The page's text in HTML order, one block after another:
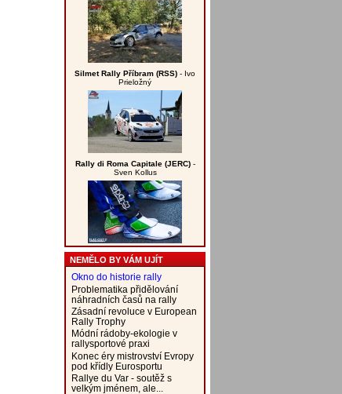
Silmet Rally Příbram (RSS) - Ivo
Prieložný
Rally di Roma Capitale (JERC)-
Sven Kollus
NEMĚLO BY VÁM UJÍT
Okno do historie rally
Problematika přidělování
náhradních časů na rally
Zásadní revoluce v European
Rally Trophy
Módní rádoby-ekologie v
rallysportové praxi
Konec éry mistrovství Evropy
pod křídly Eurosportu
Rallye du Var - soutěž s
velkým jménem, ale...